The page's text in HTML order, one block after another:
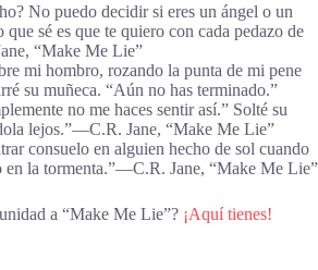
No puedo decidir si eres un ángel o un
sé es que te quiero con cada pedazo de
“Make Me Lie”
mi hombro, rozando la punta de mi pene
su muñeca. “Aún no has terminado.”
no me haces sentir así.” Solté su
lejos.”―C.R. Jane, “Make Me Lie”
consuelo en alguien hecho de sol cuando
en la tormenta.”―C.R. Jane, “Make Me Lie”
a “Make Me Lie”? ¡Aquí tienes!